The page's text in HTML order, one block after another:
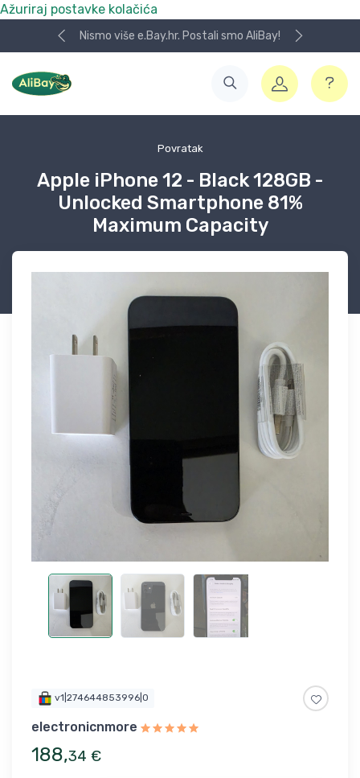
Ažuriraj postavke kolačića
Nismo više e.Bay.hr. Postali smo AliBay!
Povratak
Apple iPhone 12 - Black 128GB -
Unlocked Smartphone 81%
Maximum Capacity
v1|274644853996|0
electronicnmore
188,34 €